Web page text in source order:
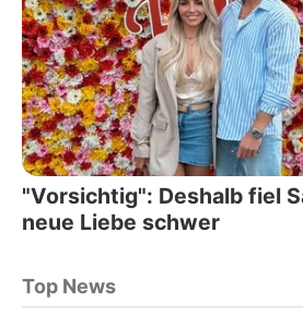
"Vorsichtig": Deshalb fiel
neue Liebe schwer
Top News